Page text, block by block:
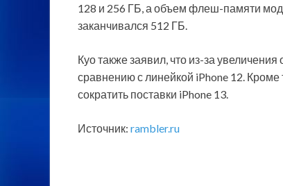
128 и 256 ГБ, а объем флеш-памяти
заканчивался 512 ГБ.
Куо также заявил, что из-за
сравнению с линейкой iPhone 12.
сократить поставки iPhone 13.
Источник: rambler.ru